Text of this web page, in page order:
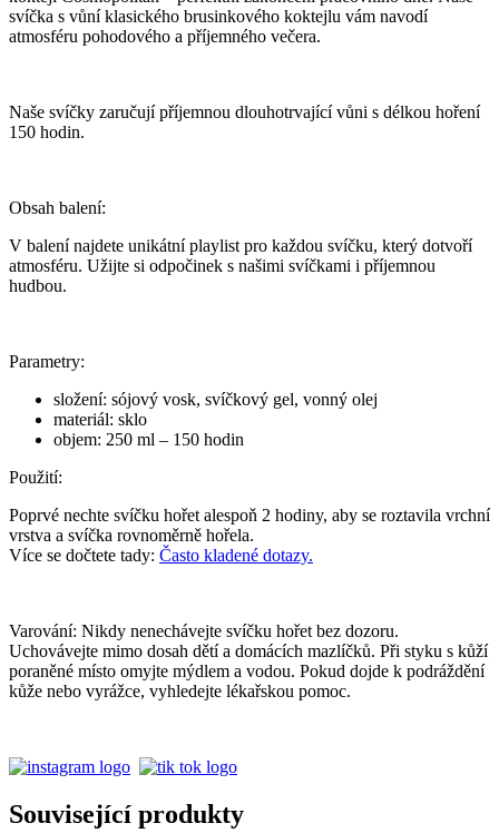
svíčka s vůní klasického brusinkového koktejlu vám navodí
atmosféru pohodového a příjemného večera.
Naše svíčky zaručují příjemnou dlouhotrvající vůni s délkou hoření
150 hodin.
Obsah balení:
V balení najdete unikátní playlist pro každou svíčku, který dotvoří
atmosféru. Užijte si odpočinek s našimi svíčkami i příjemnou
hudbou.
Parametry:
složení: sójový vosk, svíčkový gel, vonný olej
materiál: sklo
objem: 250 ml – 150 hodin
Použití:
Poprvé nechte svíčku hořet alespoň 2 hodiny, aby se roztavila vrchní
vrstva a svíčka rovnoměrně hořela.
Více se dočtete tady: Často kladené dotazy.
Varování: Nikdy nenechávejte svíčku hořet bez dozoru.
Uchovávejte mimo dosah dětí a domácích mazlíčků. Při styku s kůží
poraněné místo omyjte mýdlem a vodou. Pokud dojde k podráždění
kůže nebo vyrážce, vyhledejte lékařskou pomoc.
Související produkty